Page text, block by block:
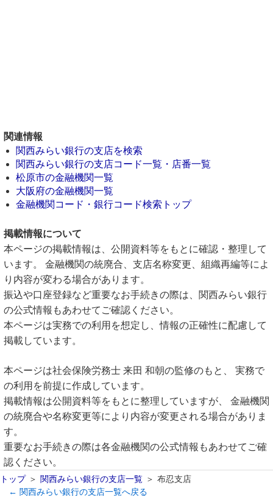
関連情報
関西みらい銀行の支店を検索
関西みらい銀行の支店コード一覧・店番一覧
松原市の金融機関一覧
大阪府の金融機関一覧
金融機関コード・銀行コード検索トップ
掲載情報について
本ページの掲載情報は、公開資料等をもとに確認・整理して
います。 金融機関の統廃合、支店名称変更、組織再編等によ
り内容が変わる場合があります。
振込や口座登録など重要なお手続きの際は、関西みらい銀行
の公式情報もあわせてご確認ください。
本ページは実務での利用を想定し、情報の正確性に配慮して
掲載しています。
本ページは社会保険労務士 来田 和朝の監修のもと、 実務で
の利用を前提に作成しています。
掲載情報は公開資料等をもとに整理していますが、 金融機関
の統廃合や名称変更等により内容が変更される場合がありま
す。
重要なお手続きの際は各金融機関の公式情報もあわせてご確
認ください。
トップ 関西みらい銀行の支店一覧
布忍支店
← 関西みらい銀行の支店一覧へ戻る